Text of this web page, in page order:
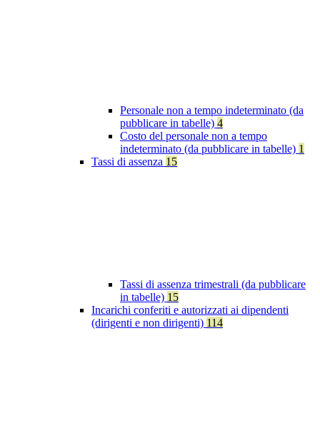
Personale non a tempo indeterminato (da
pubblicare in tabelle) 4
Costo del personale non a tempo
indeterminato (da pubblicare in tabelle) 1
Tassi di assenza 15
Tassi di assenza trimestrali (da pubblicare
in tabelle) 15
Incarichi conferiti e autorizzati ai dipendenti
(dirigenti e non dirigenti) 114